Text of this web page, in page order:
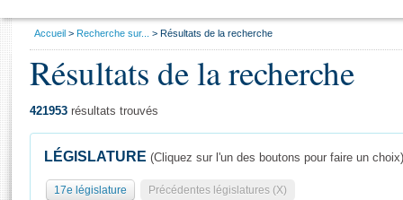
Général
Vous
Accueil Recherche sur... Résultats de la recherche
Résultats de la recherche
421953 résultats trouvés
LÉGISLATURE (Cliquez sur l'un des boutons pour faire un choix)
17e législature Précédentes législatures (X)